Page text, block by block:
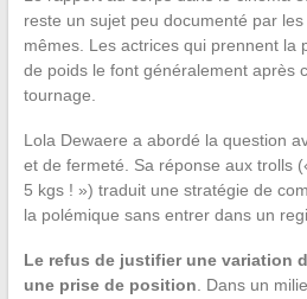
reste un sujet peu documenté par
mêmes. Les actrices qui prennent la
de poids le font généralement après
tournage.
Lola Dewaere a abordé la question
et de fermeté. Sa réponse aux trolls
5 kgs ! ») traduit une stratégie de
la polémique sans entrer dans un
Le refus de justifier une variation
une prise de position. Dans un